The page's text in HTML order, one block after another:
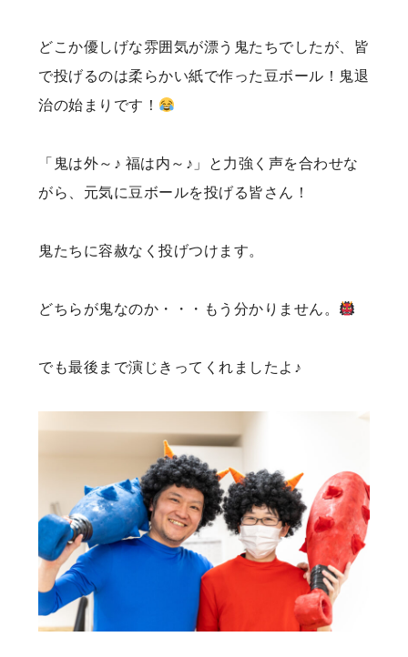
どこか優しげな雰囲気が漂う鬼たちでしたが、皆
で投げるのは柔らかい紙で作った豆ボール！鬼退
治の始まりです！
「鬼は外～♪ 福は内～♪」と力強く声を合わせな
がら、元気に豆ボールを投げる皆さん！
鬼たちに容赦なく投げつけます。
どちらが鬼なのか・・・もう分かりません。
でも最後まで演じきってくれましたよ♪